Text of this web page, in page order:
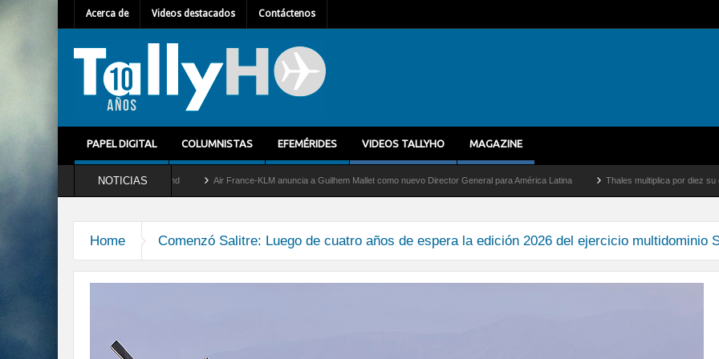
Acerca de Videos destacados Contáctenos
PAPEL DIGITAL COLUMNISTAS EFEMÉRIDES VIDEOS TALLYHO MAGAZINE
NOTICIAS
retira del servicio al C-2 Greyhound Air France-KLM anuncia a Guilhem Mallet como nuevo Director General para América Latina Thales multiplica por diez su
Home Comenzó Salitre: Luego de cuatro años de espera la edición 2026 del ejercicio multidominio
dia-01-002